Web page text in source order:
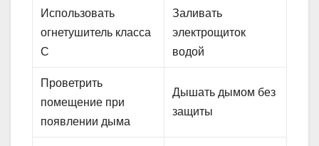
Использовать
огнетушитель класса
C
Заливать
электрощиток
водой
Проветрить
помещение при
появлении дыма
Дышать дымом без
защиты